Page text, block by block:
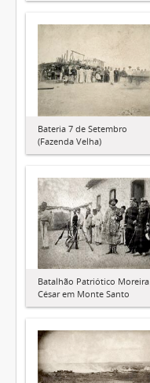
Bateria 7 de Setembro
(Fazenda Velha)
Batalhão Patriótico Moreira
César em Monte Santo